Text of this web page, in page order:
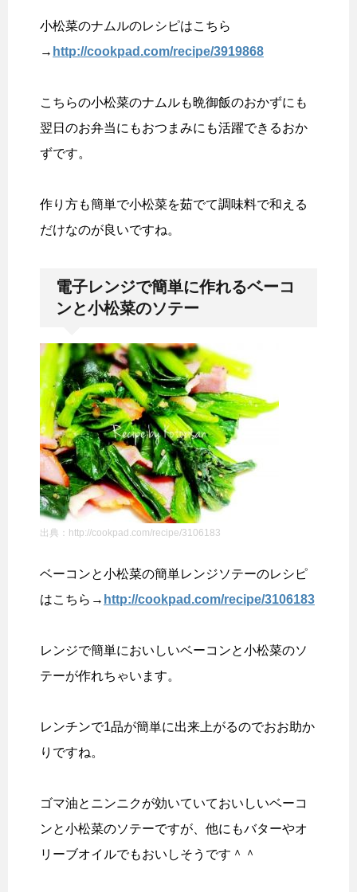
小松菜のナムルのレシピはこちら
→ http://cookpad.com/recipe/3919868
こちらの小松菜のナムルも晩御飯のおかずにも
翌日のお弁当にもおつまみにも活躍できるおか
ずです。
作り方も簡単で小松菜を茹でて調味料で和える
だけなのが良いですね。
電子レンジで簡単に作れるベーコ
ンと小松菜のソテー
出典：http://cookpad.com/recipe/3106183
ベーコンと小松菜の簡単レンジソテーのレシピ
はこちら→ http://cookpad.com/recipe/3106183
レンジで簡単においしいベーコンと小松菜のソ
テーが作れちゃいます。
レンチンで1品が簡単に出来上がるのでおお助か
りですね。
ゴマ油とニンニクが効いていておいしいベーコ
ンと小松菜のソテーですが、他にもバターやオ
リーブオイルでもおいしそうです＾＾